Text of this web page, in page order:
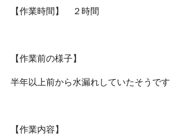
【作業時間】 ２時間
【作業前の様子】
半年以上前から水漏れしていたそうです
【作業内容】